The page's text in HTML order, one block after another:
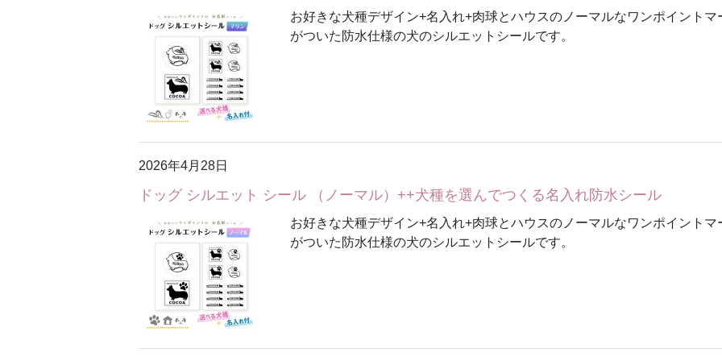
お好きな犬種デザイン+名入れ+肉球とハウスのノーマルなワンポイントマ
がついた防水仕様の犬のシルエットシールです。
2026年4月28日
ドッグ シルエット シール （ノーマル）++犬種を選んでつくる名入れ防水シール
お好きな犬種デザイン+名入れ+肉球とハウスのノーマルなワンポイントマ
がついた防水仕様の犬のシルエットシールです。